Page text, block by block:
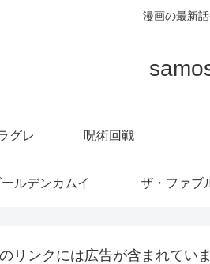
漫画の最新
グレ 呪術回戦
ールデンカムイ ザ・ファブ
リンクには広告が含まれていま